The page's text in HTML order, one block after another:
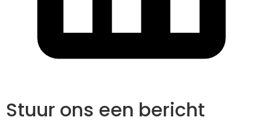
Stuur ons een bericht